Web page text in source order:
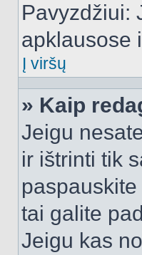
Pavyzdžiui:
apklausose
Į viršų
» Kaip
Jeigu
ir ištrinti tik
tai galite
Jeigu kas